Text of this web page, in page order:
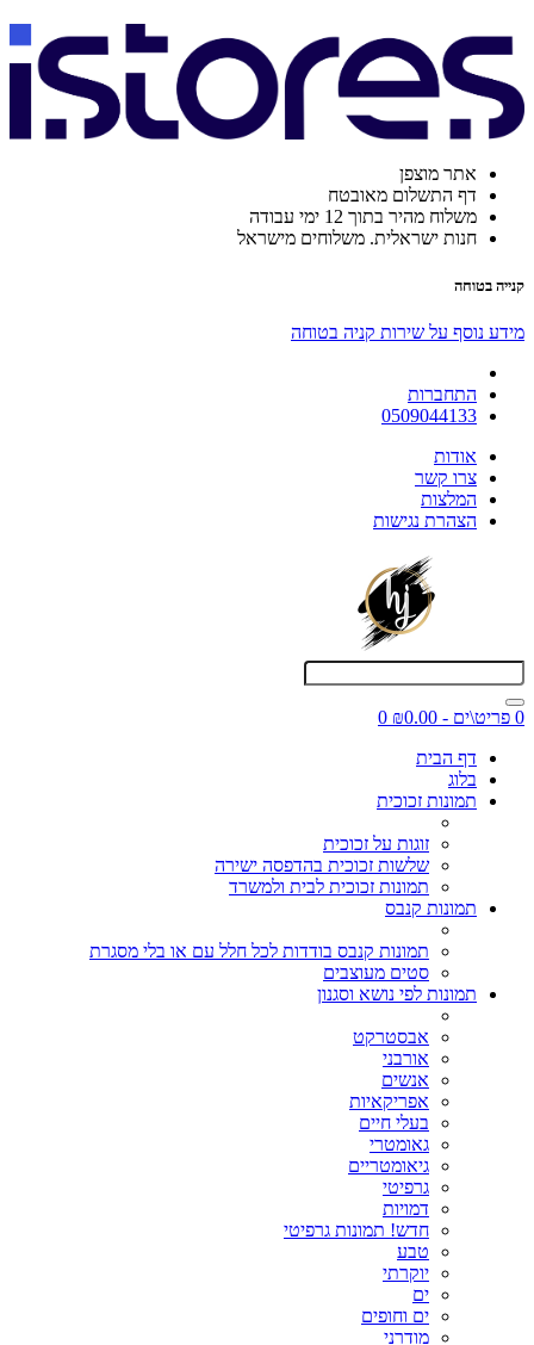
אתר מוצפן
דף התשלום מאובטח
משלוח מהיר בתוך 12 ימי עבודה
חנות ישראלית. משלוחים מישראל
קנייה בטוחה
מידע נוסף על שירות קניה בטוחה
התחברות
0509044133
אודות
צרו קשר
המלצות
הצהרת נגישות
0 פריט\ים - ₪0.00
0
דף הבית
בלוג
תמונות זכוכית
זוגות על זכוכית
שלשות זכוכית בהדפסה ישירה
תמונות זכוכית לבית ולמשרד
תמונות קנבס
תמונות קנבס בודדות לכל חלל עם או בלי מסגרת
סטים מעוצבים
תמונות לפי נושא וסגנון
אבסטרקט
אורבני
אנשים
אפריקאיות
בעלי חיים
גאומטרי
גיאומטריים
גרפיטי
דמויות
חדש! תמונות גרפיטי
טבע
יוקרתי
ים
ים וחופים
מודרני